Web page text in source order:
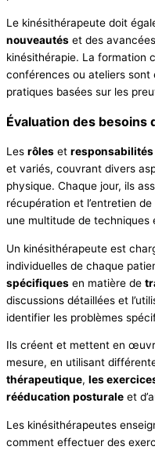
Le kinésithérapeute doit
nouveautés et des
kinésithérapie. La formation
conférences ou ateliers sont
pratiques basées sur les
Évaluation des besoins
Les rôles et responsabilités
et variés, couvrant divers
physique. Chaque jour, ils
récupération et l’entretien
une multitude de techniques
Un kinésithérapeute est
individuelles de chaque
spécifiques en matière de
discussions détaillées et
identifier les problèmes
Ils créent et mettent en
mesure, en utilisant
thérapeutique, les
rééducation posturale et
Les kinésithérapeutes
comment effectuer des